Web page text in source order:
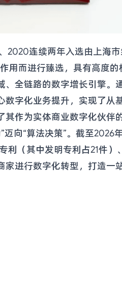
2020连续两年入选由上海
用而进行臻选，具有高度的
全链路的数字增长引擎。
字化业务提升，实现了从
作为实体商业数字化伙伴
向“算法决策”。截至
（其中发明专利占21件）
进行数字化转型，打造一